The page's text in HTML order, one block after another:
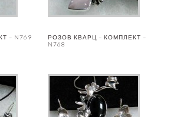
– N769
РОЗОВ КВАРЦ – КОМПЛЕКТ –
N768